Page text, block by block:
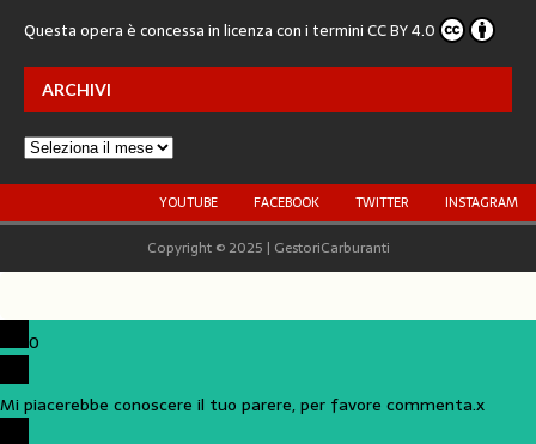
Questa opera è concessa in licenza con i terminiCC BY 4.0
ARCHIVI
YOUTUBE FACEBOOK TWITTER INSTAGRAM
Copyright © 2025 | GestoriCarburanti
0
Mi piacerebbe conoscere il tuo parere, per favore commenta.x